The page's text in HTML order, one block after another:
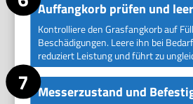
Auffangkorb prüfen und
Kontrolliere den Grasfangkorb auf
Beschädigungen. Leere ihn bei
reduziert Leistung und führt zu
Messerzustand und